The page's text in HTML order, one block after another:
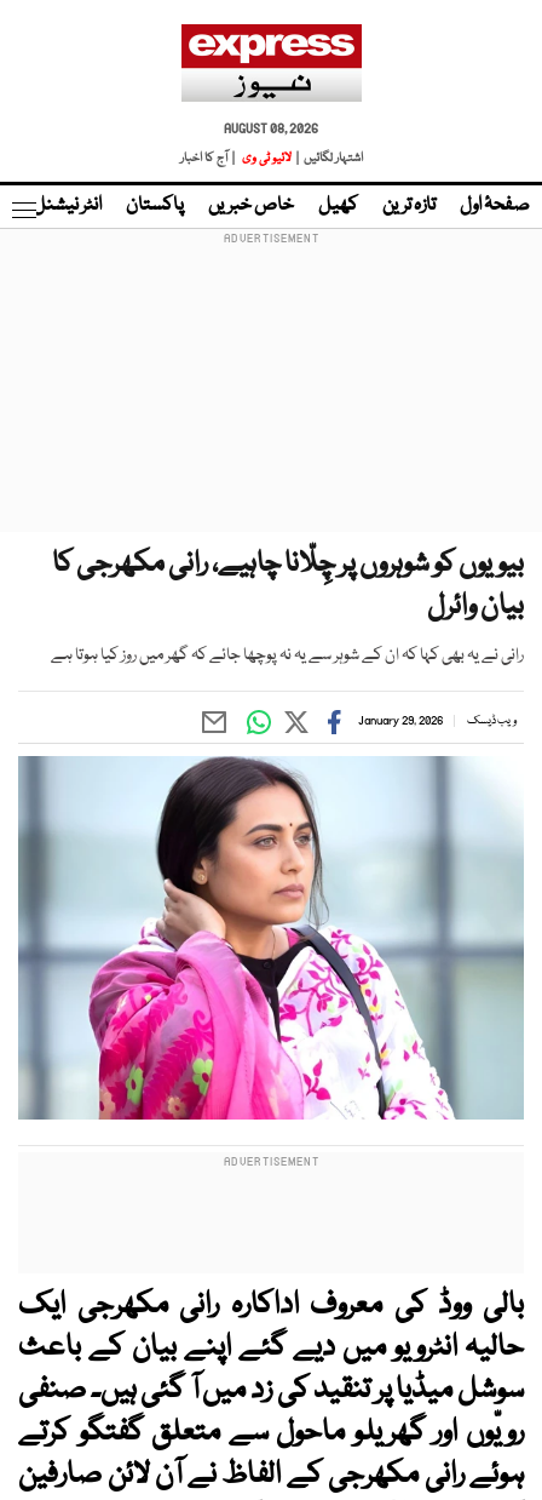
AUGUST 08, 2026
اشتہار لگائیں |
لائیو ٹی وی | آج کا اخبار
صفحۂ اول تازہ ترین کھیل خاص خبریں پاکستان انٹر نیشنل
بیویوں کو شوہروں پر چِلّانا چاہیے، رانی مکھرجی کا
بیان وائرل
رانی نے یہ بھی کہا کہ ان کے شوہر سے یہ نہ پوچھا جائے کہ گھر میں روز کیا ہوتا ہے
ویب ڈیسک January 29, 2026
بالی ووڈ کی معروف اداکارہ رانی مکھرجی ایک
حالیہ انٹرویو میں دیے گئے اپنے بیان کے باعث
سوشل میڈیا پر تنقید کی زد میں آ گئی ہیں۔ صنفی
رویّوں اور گھریلو ماحول سے متعلق گفتگو کرتے
ہوئے رانی مکھرجی کے الفاظ نے آن لائن صارفین